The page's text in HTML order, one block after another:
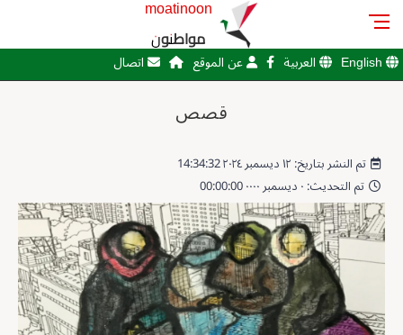
moatinoon
مواطنون
English العربية عن الموقع اتصال
قصص
تم النشر بتاريخ: ١٢ ديسمبر ٢٠٢٤ 14:34:32
تم التحديث: ٠ ديسمبر ٠٠٠٠ 00:00:00